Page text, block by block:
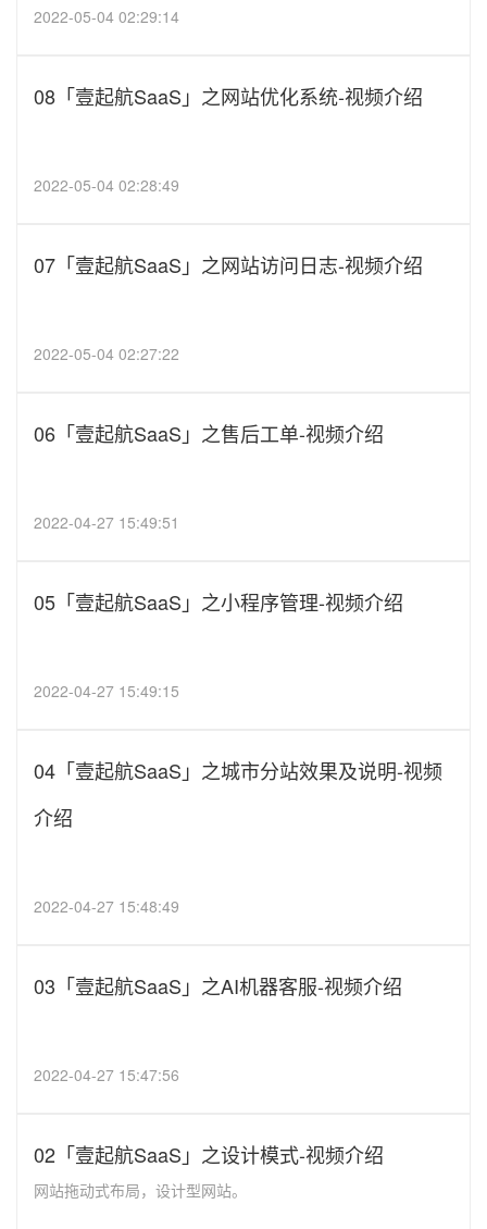
2022-05-04 02:29:14
08「壹起航SaaS」之网站优化系统-视频介绍
2022-05-04 02:28:49
07「壹起航SaaS」之网站访问日志-视频介绍
2022-05-04 02:27:22
06「壹起航SaaS」之售后工单-视频介绍
2022-04-27 15:49:51
05「壹起航SaaS」之小程序管理-视频介绍
2022-04-27 15:49:15
04「壹起航SaaS」之城市分站效果及说明-视频
介绍
2022-04-27 15:48:49
03「壹起航SaaS」之AI机器客服-视频介绍
2022-04-27 15:47:56
02「壹起航SaaS」之设计模式-视频介绍
网站拖动式布局，设计型网站。